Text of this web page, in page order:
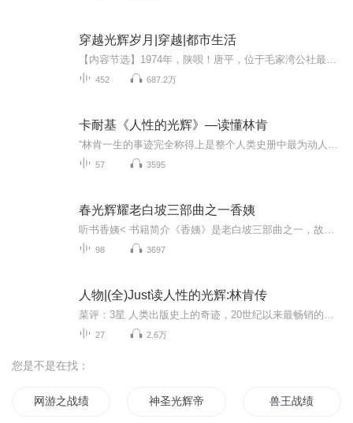
穿越光辉岁月|穿越|都市生活
452 687.2万
卡耐基《人性的光辉》—读懂林肯
57 3595
春光辉耀老白坡三部曲之一香姨
98 3697
人物|(全)Just读人性的光辉:林肯传
27 2.6万
您是不是在找：
网游之战绩 神圣光辉帝国 兽王战绩